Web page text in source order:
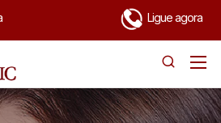
Ligue agora